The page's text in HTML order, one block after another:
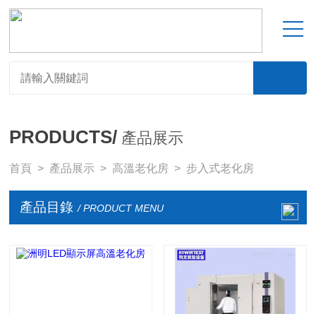
PRODUCTS/ 產品展示
首頁 > 產品展示 >高溫老化房 > 步入式老化房
產品目錄 / PRODUCT MENU